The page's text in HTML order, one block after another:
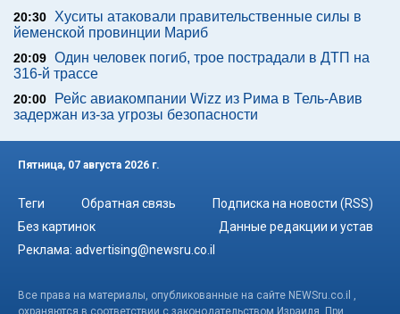
20:30
Хуситы атаковали правительственные силы в
йеменской провинции Мариб
20:09 Один человек погиб, трое пострадали в ДТП на
316-й трассе
20:00
Рейс авиакомпании Wizz из Рима в Тель-Авив
задержан из-за угрозы безопасности
Пятница, 07 августа 2026 г.
Теги Обратная связь
Подписка на новости (RSS)
Без картинок
Данные редакции и устав
Реклама: advertising@newsru.co.il
Все права на материалы, опубликованные на сайте NEWSru.co.il ,
охраняются в соответствии с законодательством Израиля. При